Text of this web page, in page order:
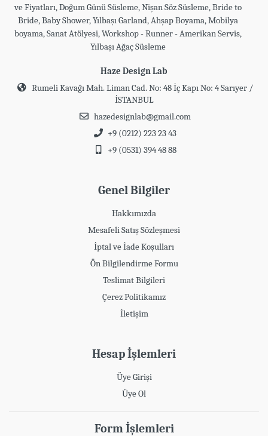
ve Fiyatları, Doğum Günü Süsleme, Nişan Söz Süsleme, Bride to
Bride, Baby Shower, Yılbaşı Garland, Ahşap Boyama, Mobilya
boyama, Sanat Atölyesi, Workshop - Runner - Amerikan Servis,
Yılbaşı Ağaç Süsleme
Haze Design Lab
Rumeli Kavağı Mah. Liman Cad. No: 48 İç Kapı No: 4 Sarıyer /
İSTANBUL
hazedesignlab@gmail.com
+9 (0212) 223 23 43
+9 (0531) 394 48 88
Genel Bilgiler
Hakkımızda
Mesafeli Satış Sözleşmesi
İptal ve İade Koşulları
Ön Bilgilendirme Formu
Teslimat Bilgileri
Çerez Politikamız
İletişim
Hesap İşlemleri
Üye Girişi
Üye Ol
Form İşlemleri